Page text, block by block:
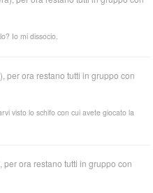
Io mi dissocio.
per ora restano tutti in gruppo con
visto lo schifo con cui avete giocato la
per ora restano tutti in gruppo con